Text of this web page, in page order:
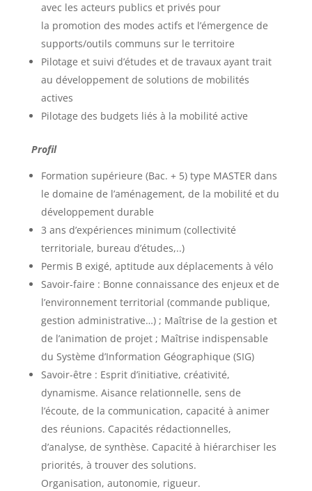
avec les acteurs publics et privés pour
la promotion des modes actifs et l’émergence de
supports/outils communs sur le territoire
Pilotage et suivi d’études et de travaux ayant trait
au développement de solutions de mobilités
actives
Pilotage des budgets liés à la mobilité active
Profil
Formation supérieure (Bac. + 5) type MASTER dans
le domaine de l’aménagement, de la mobilité et du
développement durable
3 ans d’expériences minimum (collectivité
territoriale, bureau d’études,..)
Permis B exigé, aptitude aux déplacements à vélo
Savoir-faire : Bonne connaissance des enjeux et de
l’environnement territorial (commande publique,
gestion administrative…) ; Maîtrise de la gestion et
de l’animation de projet ; Maîtrise indispensable
du Système d’Information Géographique (SIG)
Savoir-être : Esprit d’initiative, créativité,
dynamisme. Aisance relationnelle, sens de
l’écoute, de la communication, capacité à animer
des réunions. Capacités rédactionnelles,
d’analyse, de synthèse. Capacité à hiérarchiser les
priorités, à trouver des solutions.
Organisation, autonomie, rigueur.